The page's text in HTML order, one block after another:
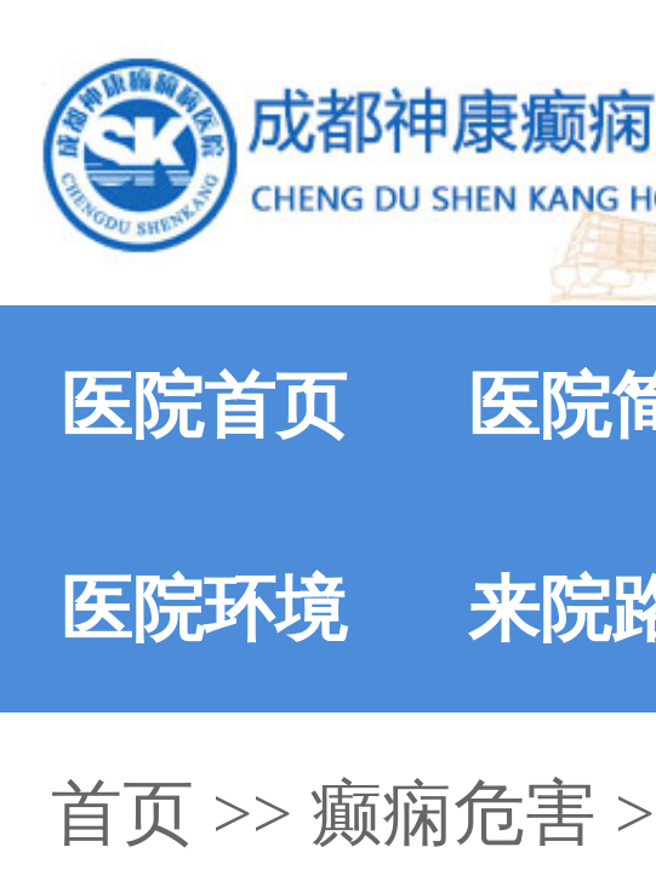
医院首页 医院
医院环境 来院
首页 >> 癫痫危害